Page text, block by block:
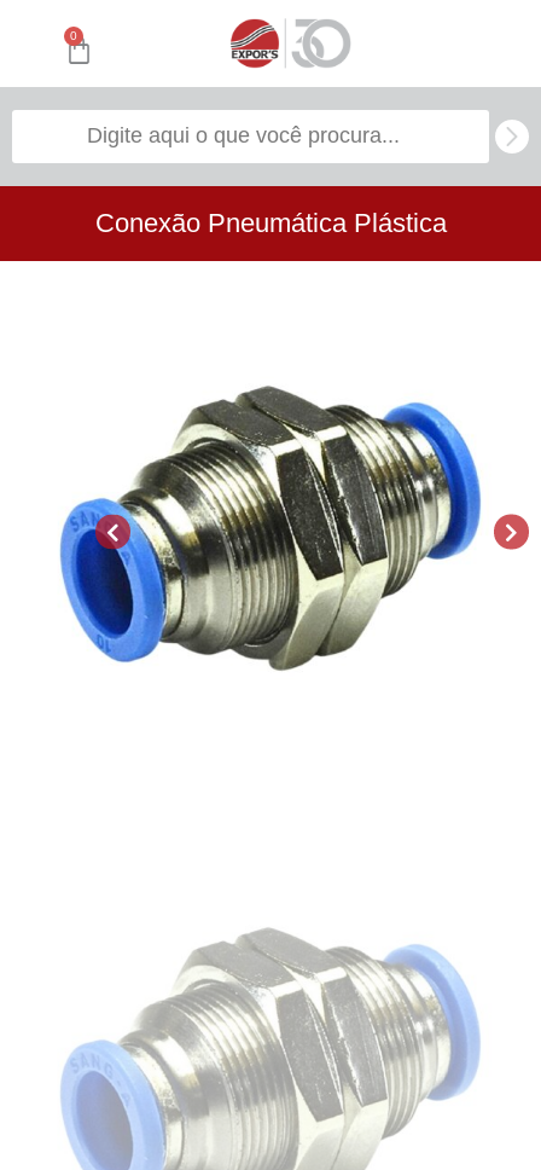
0
Conexão Pneumática Plástica